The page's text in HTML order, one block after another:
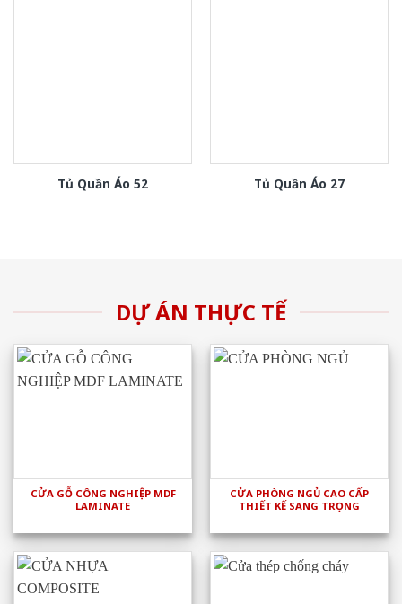
Tủ Quần Áo 52 Tủ Quần Áo 27
DỰ ÁN THỰC TẾ
CỬA GỖ CÔNG NGHIỆP MDF
LAMINATE
CỬA PHÒNG NGỦ CAO CẤP
THIẾT KẾ SANG TRỌNG